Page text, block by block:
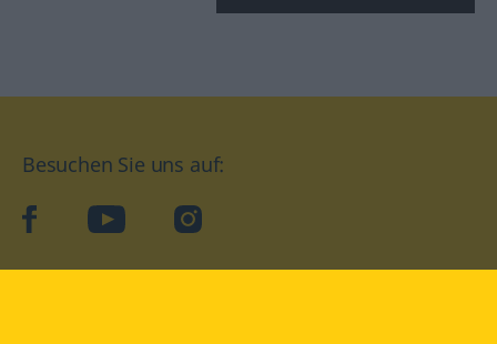
Besuchen Sie uns auf:
facebookYouTube Instagram